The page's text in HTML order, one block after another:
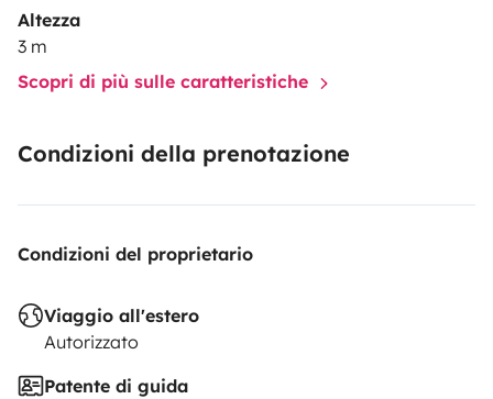
Altezza
3 m
Scopri di più sulle caratteristiche
Condizioni della prenotazione
Condizioni del proprietario
Viaggio all'estero
Autorizzato
Patente di guida